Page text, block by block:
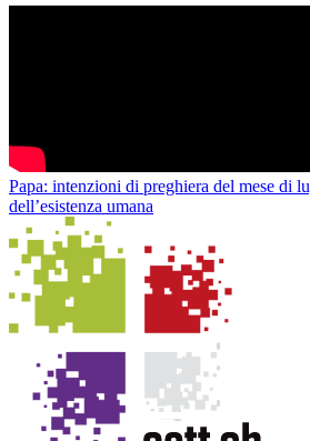
Papa: intenzioni di preghiera del mese di
dell’esistenza umana